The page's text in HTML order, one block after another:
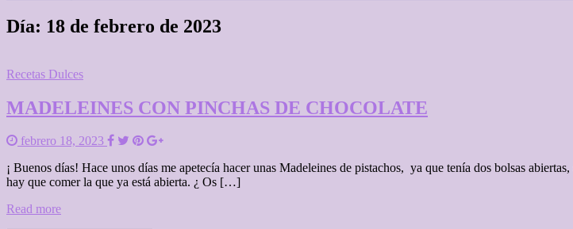
Día: 18 de febrero de 2023
Recetas Dulces
MADELEINES CON PINCHAS DE CHOCOLATE
febrero 18, 2023
¡ Buenos días! Hace unos días me apetecía hacer unas Madeleines de pistachos, ya que tenía dos bolsas
hay que comer la que ya está abierta. ¿ Os […]
Read more